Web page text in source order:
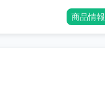
商品情報